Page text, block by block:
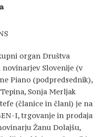
organ Društva
Slovenije (v
Piano (podpredsednik),
Sonja Merljak
(članice in člani) je na
I, trgovanje in prodaja
Žanu Dolajšu,